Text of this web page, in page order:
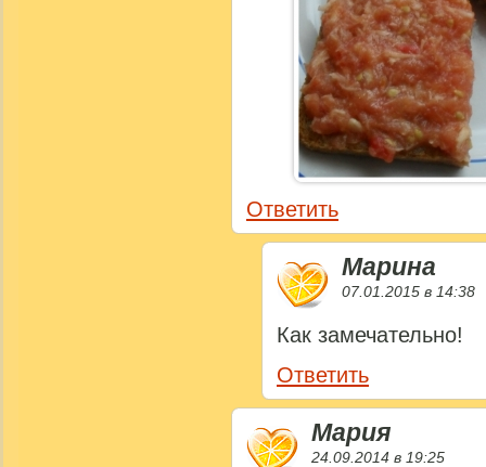
Ответить
Марина
07.01.2015 в 14:38
Как замечательно!
Ответить
Мария
24.09.2014 в 19:25